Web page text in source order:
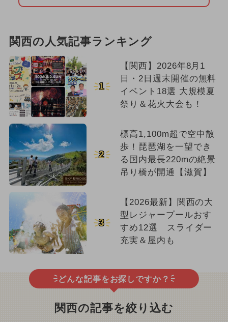
関西の人気記事ランキング
1
【関西】2026年8月1
日・2日週末開催の無料
イベント18選 大規模夏
祭り＆花火大会も！
2
標高1,100m超で空中散
歩！琵琶湖を一望でき
る国内最長220mの絶景
吊り橋が開通【滋賀】
3
【2026最新】関西の大
型レジャープールおす
すめ12選 スライダー
充実＆屋内も
どんな記事をお探しですか？
関西の記事を絞り込む